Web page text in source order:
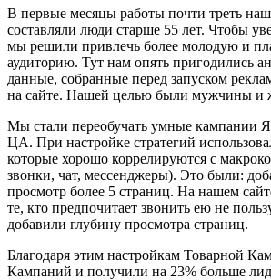
В первые месяцы работы почти треть
составляли люди старше 55 лет. Чтобы
мы решили привлечь более молодую и
аудиторию. Тут нам опять пригодились
данные, собранные перед запуском
на сайте. Нашей целью были мужчины и
Мы стали переобучать умные кампании
ЦА. При настройке стратегий
которые хорошо коррелируются с
звонки, чат, мессенджеры). Это были:
просмотр более 5 страниц. На нашем
те, кто предпочитает звонить ею не
добавили глубину просмотра страниц.
Благодаря этим настройкам Товарной
Кампаний и получили на 23% больше